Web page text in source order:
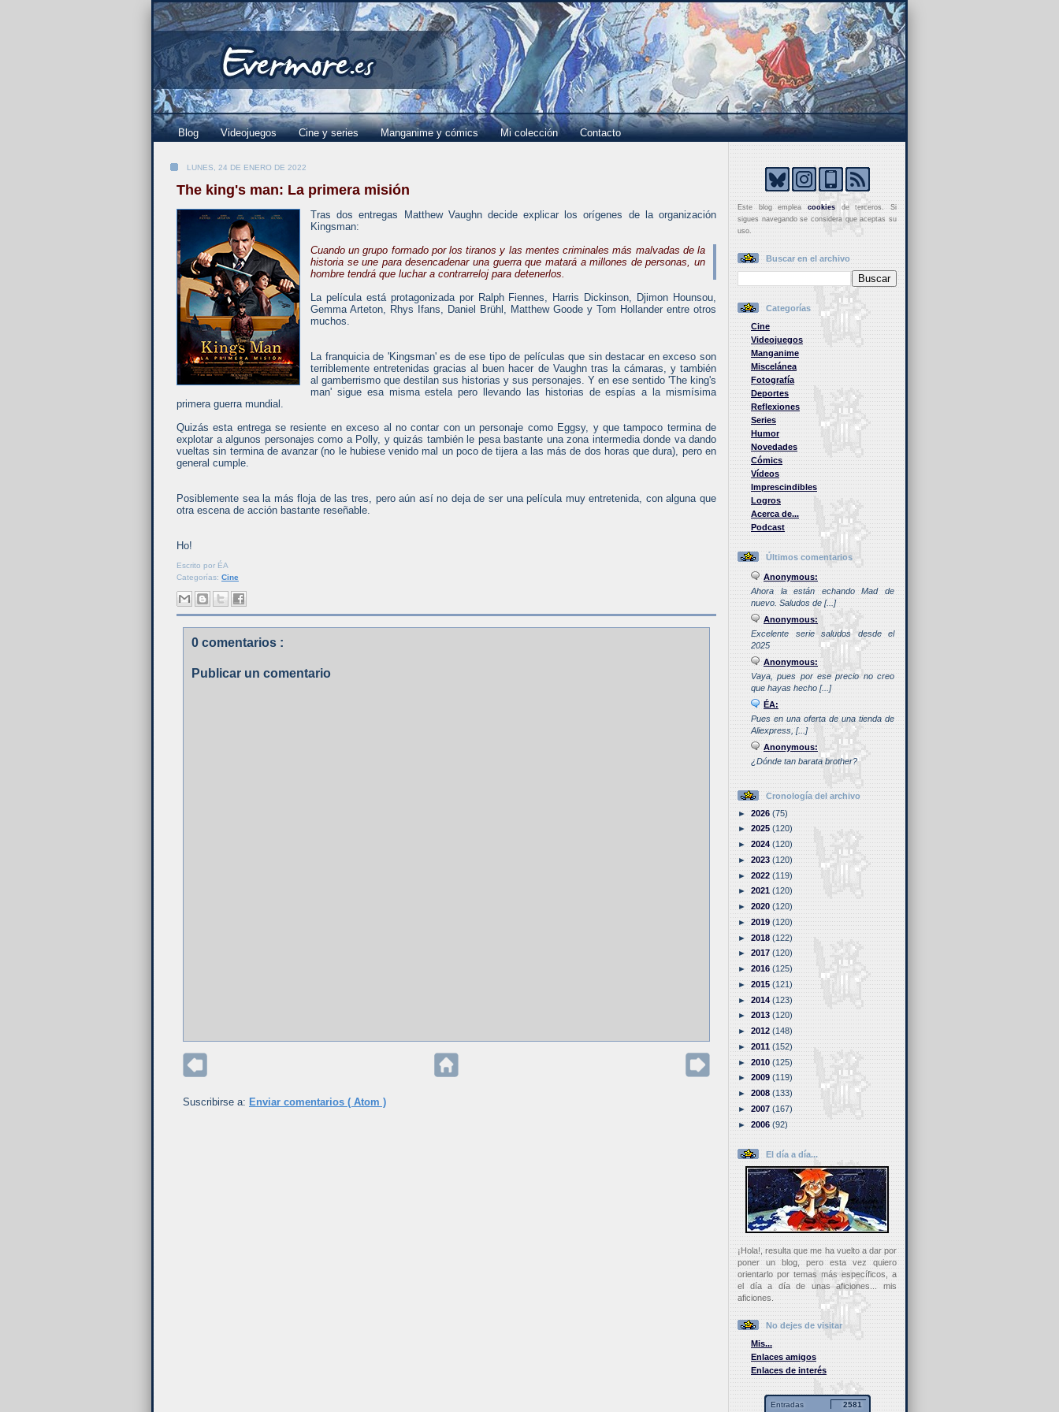
Blog Videojuegos Cine y series Manganime y cómics Mi colección Contacto
LUNES, 24 DE ENERO DE 2022
The king's man: La primera misión
Tras dos entregas Matthew Vaughn decide explicar los orígenes de la organización
Kingsman:
Cuando un grupo formado por los tiranos y las mentes criminales más malvadas de la
historia se une para desencadenar una guerra que matará a millones de personas, un
hombre tendrá que luchar a contrarreloj para detenerlos.
La película está protagonizada por Ralph Fiennes, Harris Dickinson, Djimon Hounsou,
Gemma Arteton, Rhys Ifans, Daniel Brühl, Matthew Goode y Tom Hollander entre otros
muchos.
La franquicia de 'Kingsman' es de ese tipo de películas que sin destacar en exceso son
terriblemente entretenidas gracias al buen hacer de Vaughn tras la cámaras, y también
al gamberrismo que destilan sus historias y sus personajes. Y en ese sentido 'The king's
man' sigue esa misma estela pero llevando las historias de espías a la mismísima
primera guerra mundial.
Quizás esta entrega se resiente en exceso al no contar con un personaje como Eggsy, y que tampoco termina de
explotar a algunos personajes como a Polly, y quizás también le pesa bastante una zona intermedia donde va dando
vueltas sin termina de avanzar (no le hubiese venido mal un poco de tijera a las más de dos horas que dura), pero en
general cumple.
Posiblemente sea la más floja de las tres, pero aún así no deja de ser una película muy entretenida, con alguna que
otra escena de acción bastante reseñable.
Ho!
Escrito por ÉA
Categorías: Cine
0 comentarios :
Publicar un comentario
Suscribirse a: Enviar comentarios ( Atom )
Este blog empleacookies de terceros. Si
sigues navegando se considera que aceptas su
uso.
Buscar en el archivo
Categorías
Cine
Videojuegos
Manganime
Miscelánea
Fotografía
Deportes
Reflexiones
Series
Humor
Novedades
Cómics
Vídeos
Imprescindibles
Logros
Acerca de...
Podcast
Últimos comentarios
Anonymous:
Ahora la están echando Mad de
nuevo. Saludos de [...]
Anonymous:
Excelente serie saludos desde el
2025
Anonymous:
Vaya, pues por ese precio no creo
que hayas hecho [...]
ÉA:
Pues en una oferta de una tienda de
Aliexpress, [...]
Anonymous:
¿Dónde tan barata brother?
Cronología del archivo
►2026(75)
►2025(120)
►2024(120)
►2023(120)
►2022(119)
►2021(120)
►2020(120)
►2019(120)
►2018(122)
►2017(120)
►2016(125)
►2015(121)
►2014(123)
►2013(120)
►2012(148)
►2011(152)
►2010(125)
►2009(119)
►2008(133)
►2007(167)
►2006(92)
El día a día...
¡Hola!, resulta que me ha vuelto a dar por
poner un blog, pero esta vez quiero
orientarlo por temas más específicos, a
el día a día de unas aficiones... mis
aficiones.
No dejes de visitar
Mis...
Enlaces amigos
Enlaces de interés
Entradas 2581